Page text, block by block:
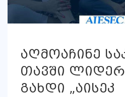
აღმოაჩინე
თავში
გახდი „აისეკ